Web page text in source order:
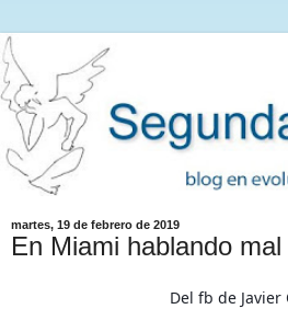
martes, 19 de febrero de 2019
En Miami hablando
Del fb de Javier